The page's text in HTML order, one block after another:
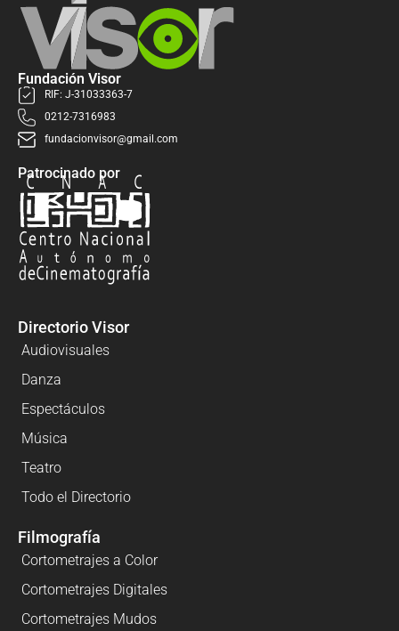
Fundación Visor
RIF: J-31033363-7
0212-7316983
fundacionvisor@gmail.com
Patrocinado por
Directorio Visor
Audiovisuales
Danza
Espectáculos
Música
Teatro
Todo el Directorio
Filmografía
Cortometrajes a Color
Cortometrajes Digitales
Cortometrajes Mudos